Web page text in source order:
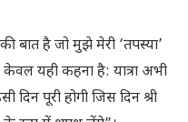
बात है जो मुझे मेरी ‘तपस्या’
यही कहना है: यात्रा अभी
दिन पूरी होगी जिस दिन श्री